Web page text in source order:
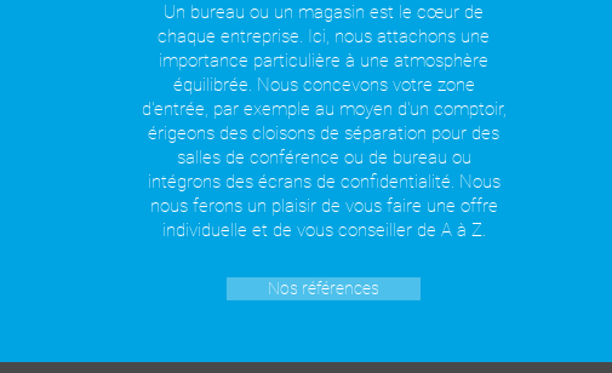
Un bureau ou un magasin est le cœur de
chaque entreprise. Ici, nous attachons une
importance particulière à une atmosphère
équilibrée. Nous concevons votre zone
d'entrée, par exemple au moyen d'un comptoir,
érigeons des cloisons de séparation pour des
salles de conférence ou de bureau ou
intégrons des écrans de confidentialité. Nous
nous ferons un plaisir de vous faire une offre
individuelle et de vous conseiller de A à Z.
Nos références